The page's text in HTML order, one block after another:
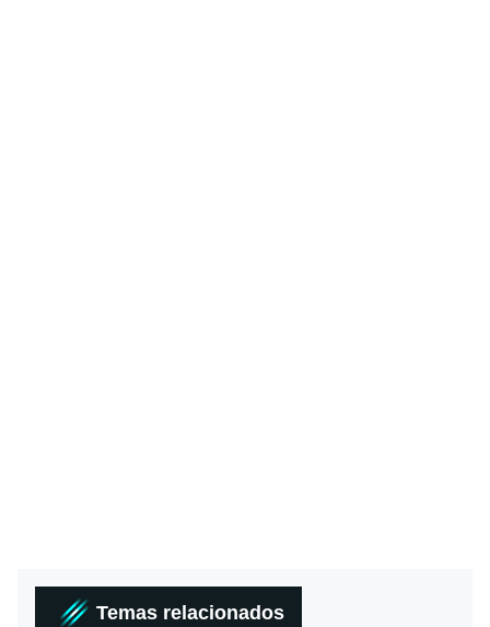
Temas relacionados